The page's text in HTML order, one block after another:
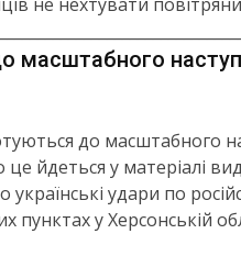
не нехтувати
масштабного
до масштабного
це йдеться у матеріалі
удари по
пунктах у Херсонській